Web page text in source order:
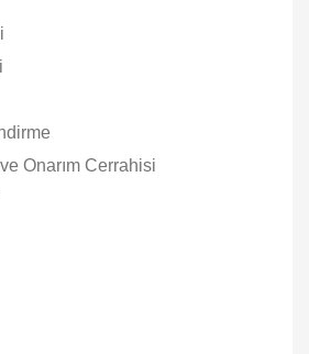
Onarım Cerrahisi